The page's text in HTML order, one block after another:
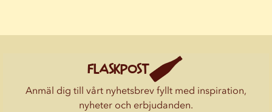
FLASKPOST
Anmäl dig till vårt nyhetsbrev fyllt med inspiration,
nyheter och erbjudanden.